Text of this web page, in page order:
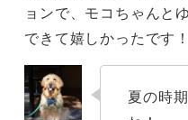
ョンで、モコちゃんと
できて嬉しかったです！
夏の時